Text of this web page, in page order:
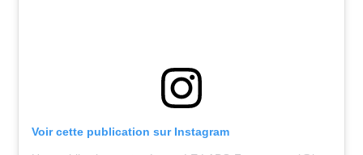
Voir cette publication sur Instagram